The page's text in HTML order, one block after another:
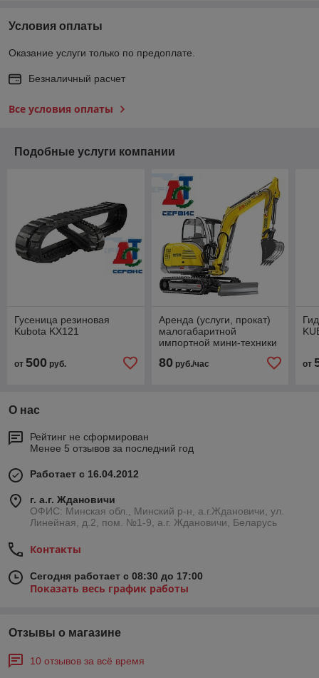
Условия оплаты
Оказание услуги только по предоплате.
Безналичный расчет
Все условия оплаты
Подобные услуги компании
Гусеница резиновая
Kubota KX121
от 500 руб.
Аренда (услуги, прокат)
малогабаритной
импортной мини-техники
области.
80руб./час от
О нас
Рейтинг не сформирован
Менее 5 отзывов за последний год
Работает с 16.04.2012
г. а.г. Ждановичи
ОФИС: Минская обл., Минский р-н, а.г.Ждановичи, ул.
Линейная, д.2, пом. №1-9, а.г. Ждановичи, Беларусь
Контакты
Сегодня работает с 08:30 до 17:00
Показать весь график работы
Отзывы о магазине
10 отзывов за всё время